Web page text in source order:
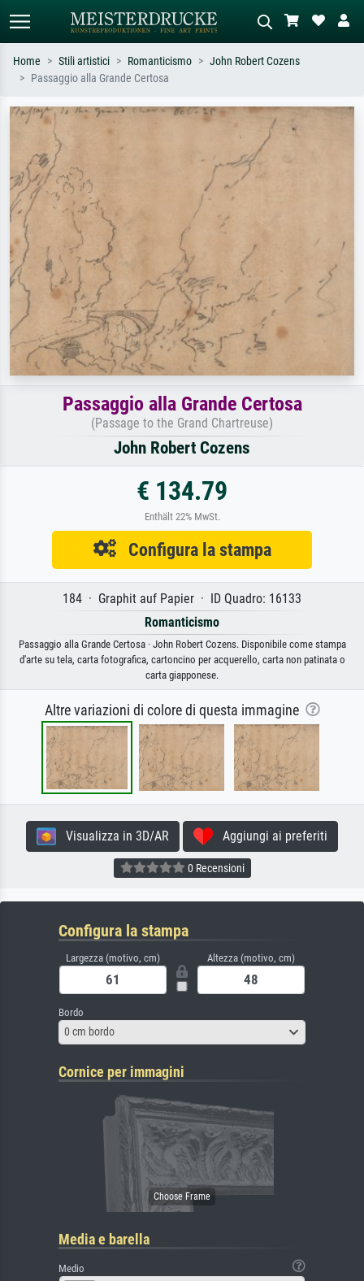
Cerca per artista, titolo o stile – es.
Monet, Notte stellata,
Impressionismo, onda di Hokusai,
Descrivi la scena – es. prato verde,
astratto con molto rosso, dipinto a
olio scuro, nudo in piedi vicino a un
Home Stili artistici Romanticismo
John Robert Cozens
Passaggio alla Grande Certosa
Passaggio alla Grande Certosa
(Passage to the Grand Chartreuse)
John Robert Cozens
€ 134.79
Enthält 22% MwSt.
Configura la stampa
184 · Graphit auf Papier · ID Quadro: 16133
Romanticismo
Passaggio alla Grande Certosa · John Robert Cozens. Disponibile come stampa
d'arte su tela, carta fotografica, cartoncino per acquerello, carta non patinata o
carta giapponese.
Altre variazioni di colore di questa immagine
Visualizza in 3D/AR Aggiungi ai preferiti
0 Recensioni
Configura la stampa
Largezza (motivo, cm) Altezza (motivo, cm)
Bordo
0 cm bordo
Cornice per immagini
Media e barella
Medio